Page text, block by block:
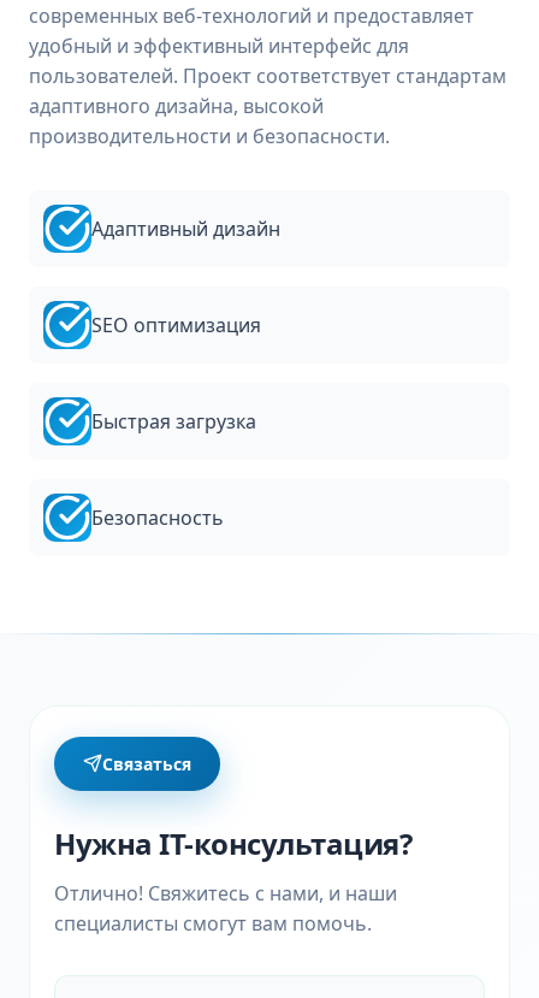
современных веб-технологий и предоставляет
удобный и эффективный интерфейс для
пользователей. Проект соответствует стандартам
адаптивного дизайна, высокой
производительности и безопасности.
Адаптивный дизайн
SEO оптимизация
Быстрая загрузка
Безопасность
Связаться
Нужна IT-консультация?
Отлично! Свяжитесь с нами, и наши
специалисты смогут вам помочь.